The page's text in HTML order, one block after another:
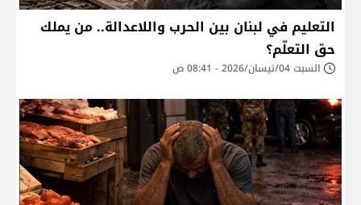
التعليم في لبنان بين الحرب واللاعدالة.. من يملك
حق التعلّم؟
السبت 04/نيسان/2026 - 08:41 ص